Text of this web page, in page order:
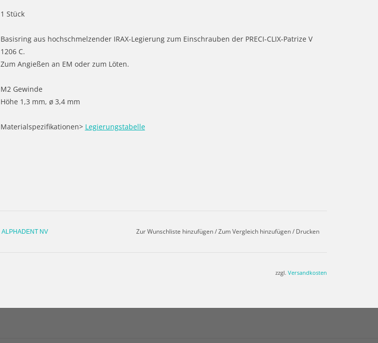
1 Stück
Basisring aus hochschmelzender IRAX-Legierung zum Einschrauben der PRECI-CLIX-Patrize V
1206 C.
Zum Angießen an EM oder zum Löten.
M2 Gewinde
Höhe 1,3 mm, ø 3,4 mm
Materialspezifikationen> Legierungstabelle
ALPHADENT NV Zur Wunschliste hinzufügen/Zum Vergleich hinzufügen/ Drucken
zzgl. Versandkosten